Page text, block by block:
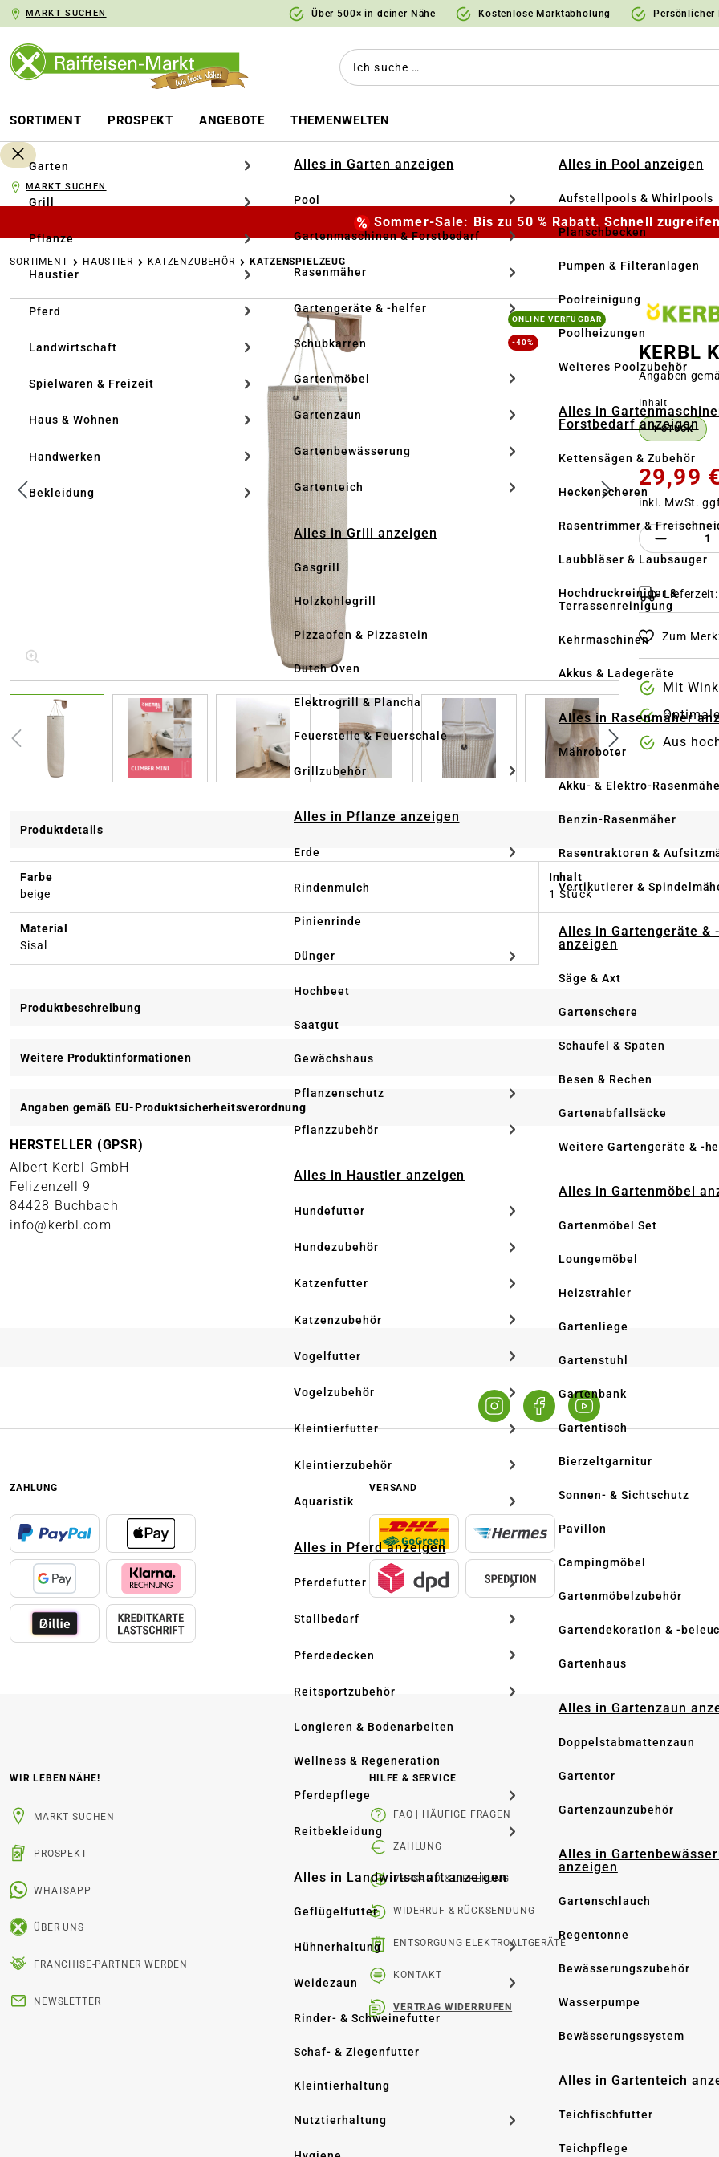
Zur Hauptnavigation springen
MARKT SUCHEN Über 500× in deiner Nähe Kostenlose Marktabholung Persönlicher
SORTIMENT PROSPEKT ANGEBOTE THEMENWELTEN
Garten
Grill
Pflanze
Haustier
Pferd
Landwirtschaft
Spielwaren & Freizeit
Haus & Wohnen
Handwerken
Bekleidung
Alles in Garten anzeigen
Pool
Gartenmaschinen & Forstbedarf
Rasenmäher
Gartengeräte & -helfer
Schubkarren
Gartenmöbel
Gartenzaun
Gartenbewässerung
Gartenteich
Alles in Grill anzeigen
Gasgrill
Holzkohlegrill
Pizzaofen & Pizzastein
Dutch Oven
Elektrogrill & Plancha
Feuerstelle & Feuerschale
Grillzubehör
Alles in Pflanze anzeigen
Erde
Rindenmulch
Pinienrinde
Dünger
Hochbeet
Saatgut
Gewächshaus
Pflanzenschutz
Pflanzzubehör
Alles in Haustier anzeigen
Hundefutter
Hundezubehör
Katzenfutter
Katzenzubehör
Vogelfutter
Vogelzubehör
Kleintierfutter
Kleintierzubehör
Aquaristik
Alles in Pferd anzeigen
Pferdefutter
Stallbedarf
Pferdedecken
Reitsportzubehör
Longieren & Bodenarbeiten
Wellness & Regeneration
Pferdepflege
Reitbekleidung
Alles in Landwirtschaft anzeigen
Geflügelfutter
Hühnerhaltung
Weidezaun
Rinder- & Schweinefutter
Schaf- & Ziegenfutter
Kleintierhaltung
Nutztierhaltung
Alles in Pool anzeigen
Aufstellpools & Whirlpools
Planschbecken
Pumpen & Filteranlagen
Poolreinigung
Poolheizungen
Weiteres Poolzubehör
Alles in
Forstbedarf anzeigen
Kettensägen & Zubehör
Heckenscheren
Rasentrimmer &
Laubbläser & Laubsauger
Hochdruckreiniger &
Terrassenreinigung
Kehrmaschinen
Akkus & Ladegeräte
Alles in Rasenmäher
Mähroboter
Akku- & Elektro-
Benzin-Rasenmäher
Rasentraktoren &
Vertikutierer &
Alles in Gartengeräte &
anzeigen
Säge & Axt
Gartenschere
Schaufel & Spaten
Besen & Rechen
Gartenabfallsäcke
Weitere Gartengeräte & -
Alles in Gartenmöbel
Gartenmöbel Set
Loungemöbel
Heizstrahler
Gartenliege
Gartenstuhl
Gartenbank
Gartentisch
Bierzeltgarnitur
Sonnen- & Sichtschutz
Pavillon
Campingmöbel
Gartenmöbelzubehör
Gartendekoration & -
Gartenhaus
Alles in Gartenzaun
Doppelstabmattenzaun
Gartentor
Gartenzaunzubehör
Alles in
anzeigen
Gartenschlauch
Regentonne
Bewässerungszubehör
Wasserpumpe
Bewässerungssystem
Alles in Gartenteich
Teichfischfutter
Teichpflege
MARKT SUCHEN
Sommer-Sale: Bis zu 50 % Rabatt. Schnell
SORTIMENT HAUSTIER KATZENZUBEHÖR KATZENSPIELZEUG
Bildergalerie überspringen
ONLINE VERFÜGBAR
-40% KERBL
Angaben
Inhalt
1 STÜCK
29,99 €
inkl. MwSt.
Produkt
Lieferzeit:
Zum
Mit
Aus
Produktdetails
Farbe
beige
Inhalt
1 Stück
Material
Sisal
Produktbeschreibung
Weitere Produktinformationen
Angaben gemäß EU-Produktsicherheitsverordnung
HERSTELLER (GPSR)
Albert Kerbl GmbH
Felizenzell 9
84428 Buchbach
info@kerbl.com
ZAHLUNG VERSAND
WIR LEBEN NÄHE!
MARKT SUCHEN
PROSPEKT
WHATSAPP
ÜBER UNS
FRANCHISE-PARTNER WERDEN
NEWSLETTER
HILFE & SERVICE
FAQ | HÄUFIGE FRAGEN
ZAHLUNG
VERSAND & LIEFERUNG
WIDERRUF & RÜCKSENDUNG
ENTSORGUNG ELEKTROALTGERÄTE
KONTAKT
VERTRAG WIDERRUFEN